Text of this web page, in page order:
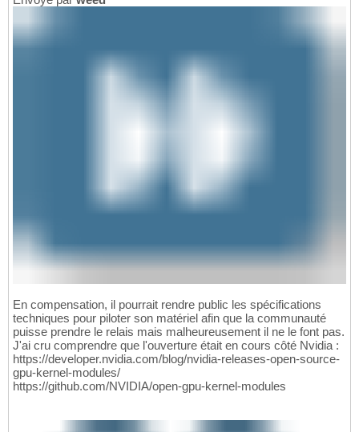
En compensation, il pourrait rendre public les spécifications
techniques pour piloter son matériel afin que la communauté
puisse prendre le relais mais malheureusement il ne le font pas.
J'ai cru comprendre que l'ouverture était en cours côté Nvidia :
https://developer.nvidia.com/blog/nvidia-releases-open-source-
gpu-kernel-modules/
https://github.com/NVIDIA/open-gpu-kernel-modules